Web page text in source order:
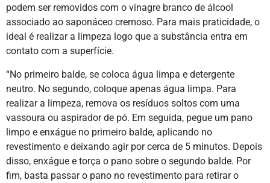
podem ser removidos com o vinagre branco de álcool
associado ao saponáceo cremoso. Para mais praticidade, o
ideal é realizar a limpeza logo que a substância entra em
contato com a superfície.
“No primeiro balde, se coloca água limpa e detergente
neutro. No segundo, coloque apenas água limpa. Para
realizar a limpeza, remova os resíduos soltos com uma
vassoura ou aspirador de pó. Em seguida, pegue um pano
limpo e enxágue no primeiro balde, aplicando no
revestimento e deixando agir por cerca de 5 minutos. Depois
disso, enxágue e torça o pano sobre o segundo balde. Por
fim, basta passar o pano no revestimento para retirar o